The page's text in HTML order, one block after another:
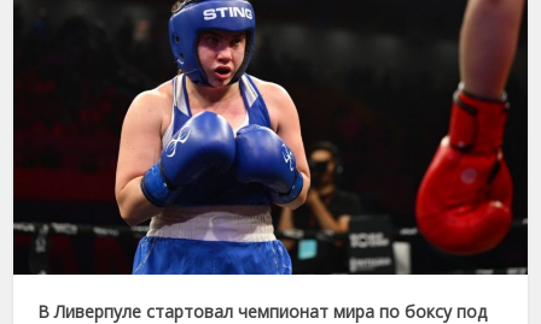
В Ливерпуле стартовал чемпионат мира по боксу под